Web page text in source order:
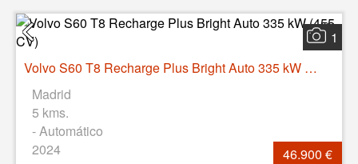
1
Volvo S60 T8 Recharge Plus Bright Auto 335 kW (455 CV)
Madrid
5 kms.
- Automático
2024
46.900 €